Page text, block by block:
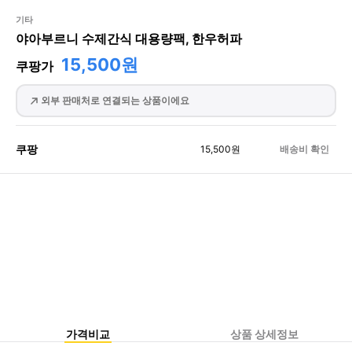
기타
야아부르니 수제간식 대용량팩, 한우허파
쿠팡가 15,500원
외부 판매처로 연결되는 상품이에요
쿠팡 15,500원 배송비 확인
가격비교 상품 상세정보